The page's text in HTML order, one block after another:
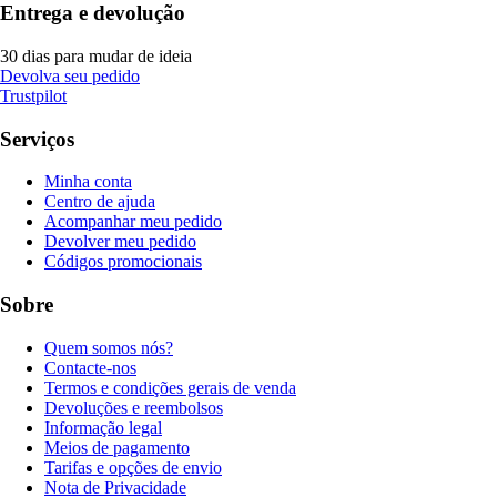
Entrega e devolução
30 dias para mudar de ideia
Devolva seu pedido
Trustpilot
Serviços
Minha conta
Centro de ajuda
Acompanhar meu pedido
Devolver meu pedido
Códigos promocionais
Sobre
Quem somos nós?
Contacte-nos
Termos e condições gerais de venda
Devoluções e reembolsos
Informação legal
Meios de pagamento
Tarifas e opções de envio
Nota de Privacidade